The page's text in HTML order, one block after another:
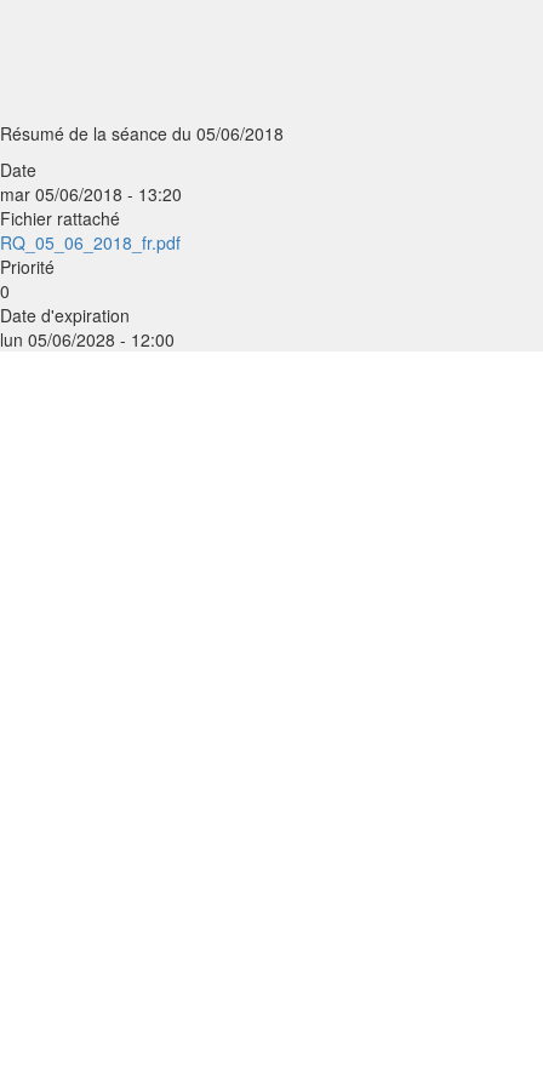
Résumé de la séance du 05/06/2018
Date
mar 05/06/2018 - 13:20
Fichier rattaché
RQ_05_06_2018_fr.pdf
Priorité
0
Date d'expiration
lun 05/06/2028 - 12:00